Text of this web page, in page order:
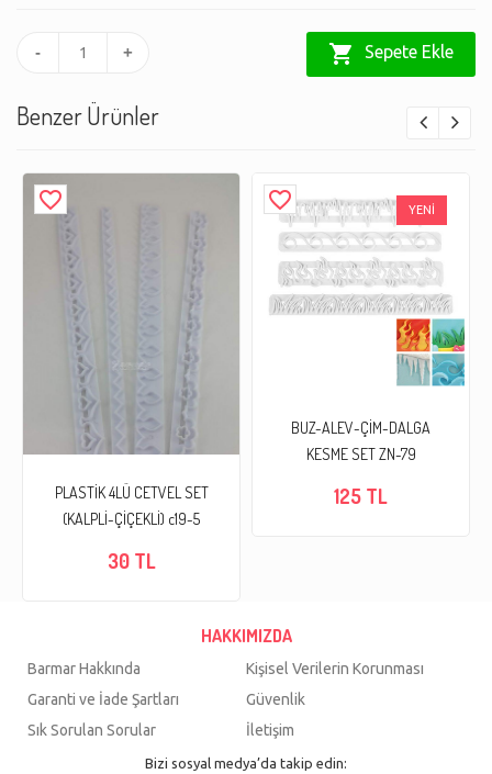
- + shopping_cart Sepete Ekle
Benzer Ürünler
favorite_border
PLASTİK 4LÜ CETVEL SET
(KALPLİ-ÇİÇEKLİ) c19-5
30 TL
favorite_border YENİ
BUZ-ALEV-ÇİM-DALGA
KESME SET ZN-79
125 TL
HAKKIMIZDA
Barmar Hakkında
Kişisel Verilerin Korunması
Garanti ve İade Şartları
Güvenlik
Sık Sorulan Sorular
İletişim
Bizi sosyal medya’da takip edin: